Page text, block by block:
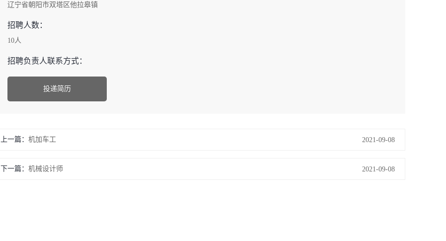
辽宁省朝阳市双塔区他拉皋镇
招聘人数：
10人
招聘负责人联系方式：
投递简历
上一篇：机加车工 2021-09-08
下一篇：机械设计师 2021-09-08